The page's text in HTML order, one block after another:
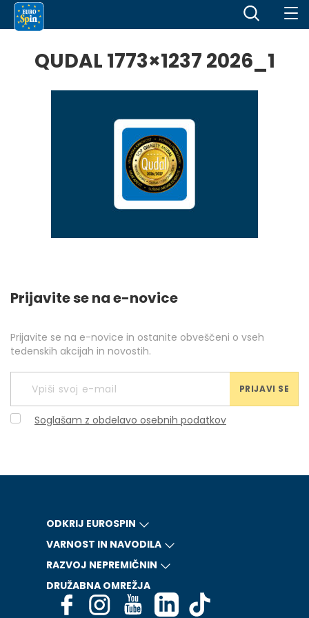
QUDAL 1773×1237 2026_1
Prijavite se na e-novice
Prijavite se na e-novice in ostanite obveščeni o vseh
tedenskih akcijah in novostih.
PRIJAVI SE
Soglašam z obdelavo osebnih podatkov
ODKRIJ EUROSPIN
VARNOST IN NAVODILA
RAZVOJ NEPREMIČNIN
DRUŽABNA OMREŽJA